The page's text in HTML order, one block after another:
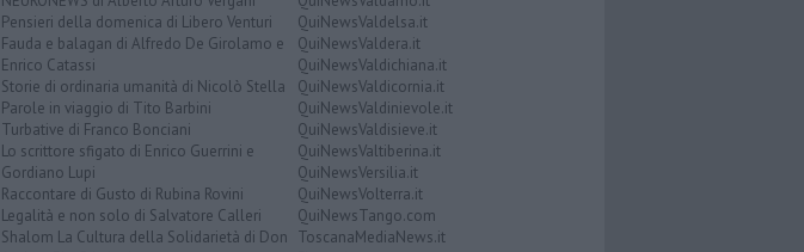
Pensieri della domenica di Libero Venturi
Fauda e balagan di Alfredo De Girolamo e
Enrico Catassi
Storie di ordinaria umanità di Nicolò Stella
Parole in viaggio di Tito Barbini
Turbative di Franco Bonciani
Lo scrittore sfigato di Enrico Guerrini e
Gordiano Lupi
Raccontare di Gusto di Rubina Rovini
Legalità e non solo di Salvatore Calleri
Shalom La Cultura della Solidarietà di Don
QuiNewsValdelsa.it
QuiNewsValdera.it
QuiNewsValdichiana.it
QuiNewsValdicornia.it
QuiNewsValdinievole.it
QuiNewsValdisieve.it
QuiNewsValtiberina.it
QuiNewsVersilia.it
QuiNewsVolterra.it
QuiNewsTango.com
ToscanaMediaNews.it